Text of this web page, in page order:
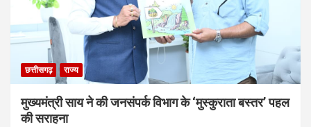
छत्तीसगढ़ राज्य
मुख्यमंत्री साय ने की जनसंपर्क विभाग के ‘मुस्कुराता बस्तर’ पहल
की सराहना